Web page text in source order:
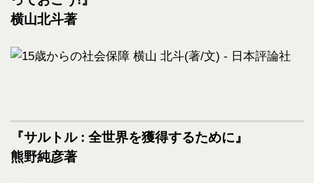
横山北斗著
『サルトル : 全世界を獲得するために』
熊野純彦著